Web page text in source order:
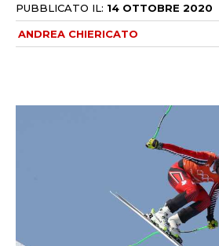
PUBBLICATO IL: 14 OTTOBRE 2020
ANDREA CHIERICATO